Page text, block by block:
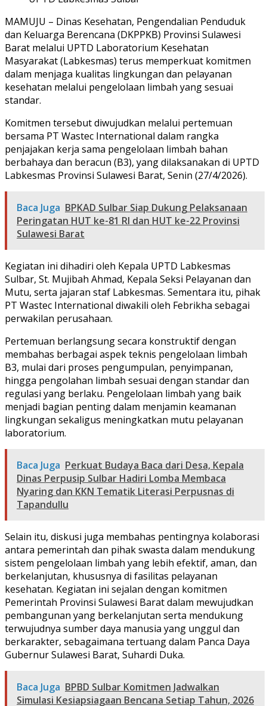
MAMUJU – Dinas Kesehatan, Pengendalian Penduduk
dan Keluarga Berencana (DKPPKB) Provinsi Sulawesi
Barat melalui UPTD Laboratorium Kesehatan
Masyarakat (Labkesmas) terus memperkuat komitmen
dalam menjaga kualitas lingkungan dan pelayanan
kesehatan melalui pengelolaan limbah yang sesuai
standar.
Komitmen tersebut diwujudkan melalui pertemuan
bersama PT Wastec International dalam rangka
penjajakan kerja sama pengelolaan limbah bahan
berbahaya dan beracun (B3), yang dilaksanakan di UPTD
Labkesmas Provinsi Sulawesi Barat, Senin (27/4/2026).
Baca Juga BPKAD Sulbar Siap Dukung Pelaksanaan
Peringatan HUT ke-81 RI dan HUT ke-22 Provinsi
Sulawesi Barat
Kegiatan ini dihadiri oleh Kepala UPTD Labkesmas
Sulbar, St. Mujibah Ahmad, Kepala Seksi Pelayanan dan
Mutu, serta jajaran staf Labkesmas. Sementara itu, pihak
PT Wastec International diwakili oleh Febrikha sebagai
perwakilan perusahaan.
Pertemuan berlangsung secara konstruktif dengan
membahas berbagai aspek teknis pengelolaan limbah
B3, mulai dari proses pengumpulan, penyimpanan,
hingga pengolahan limbah sesuai dengan standar dan
regulasi yang berlaku. Pengelolaan limbah yang baik
menjadi bagian penting dalam menjamin keamanan
lingkungan sekaligus meningkatkan mutu pelayanan
laboratorium.
Baca Juga Perkuat Budaya Baca dari Desa, Kepala
Dinas Perpusip Sulbar Hadiri Lomba Membaca
Nyaring dan KKN Tematik Literasi Perpusnas di
Tapandullu
Selain itu, diskusi juga membahas pentingnya kolaborasi
antara pemerintah dan pihak swasta dalam mendukung
sistem pengelolaan limbah yang lebih efektif, aman, dan
berkelanjutan, khususnya di fasilitas pelayanan
kesehatan. Kegiatan ini sejalan dengan komitmen
Pemerintah Provinsi Sulawesi Barat dalam mewujudkan
pembangunan yang berkelanjutan serta mendukung
terwujudnya sumber daya manusia yang unggul dan
berkarakter, sebagaimana tertuang dalam Panca Daya
Gubernur Sulawesi Barat, Suhardi Duka.
Baca Juga BPBD Sulbar Komitmen Jadwalkan
Simulasi Kesiapsiagaan Bencana Setiap Tahun, 2026